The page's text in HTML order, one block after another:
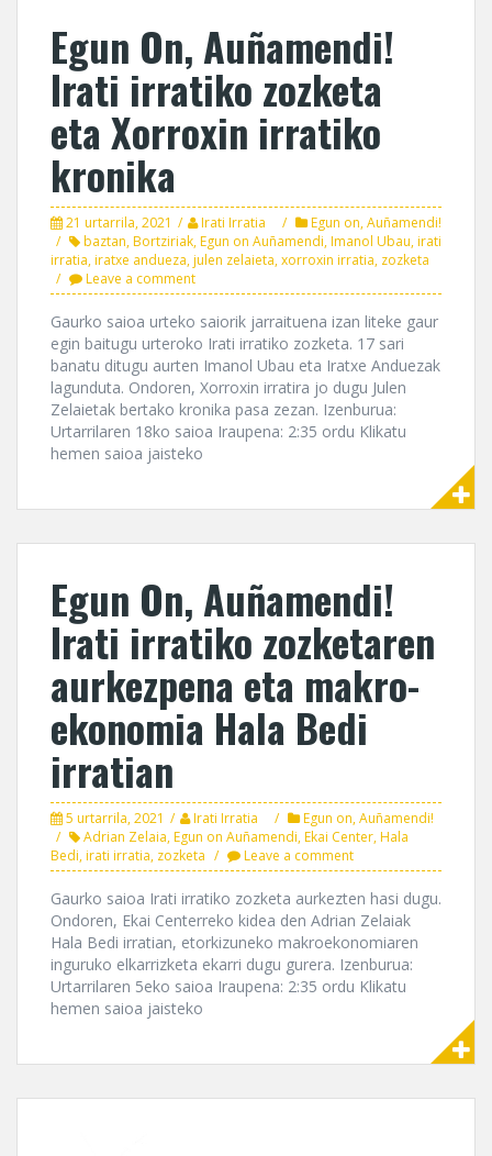
Egun On, Auñamendi!
Irati irratiko zozketa
eta Xorroxin irratiko
kronika
21 urtarrila, 2021 Irati Irratia
Egun on, Auñamendi!
baztan,Bortziriak,Egun on Auñamendi,Imanol Ubau,irati
irratia,iratxe andueza,julen zelaieta,xorroxin irratia, zozketa
Leave a comment
Gaurko saioa urteko saiorik jarraituena izan liteke gaur
egin baitugu urteroko Irati irratiko zozketa. 17 sari
banatu ditugu aurten Imanol Ubau eta Iratxe Anduezak
lagunduta. Ondoren, Xorroxin irratira jo dugu Julen
Zelaietak bertako kronika pasa zezan. Izenburua:
Urtarrilaren 18ko saioa Iraupena: 2:35 ordu Klikatu
hemen saioa jaisteko
Egun On, Auñamendi!
Irati irratiko zozketaren
aurkezpena eta makro-
ekonomia Hala Bedi
irratian
5 urtarrila, 2021 Irati Irratia
Egun on, Auñamendi!
Adrian Zelaia,Egun on Auñamendi,Ekai Center,Hala
Bedi,irati irratia, zozketa Leave a comment
Gaurko saioa Irati irratiko zozketa aurkezten hasi dugu.
Ondoren, Ekai Centerreko kidea den Adrian Zelaiak
Hala Bedi irratian, etorkizuneko makroekonomiaren
inguruko elkarrizketa ekarri dugu gurera. Izenburua:
Urtarrilaren 5eko saioa Iraupena: 2:35 ordu Klikatu
hemen saioa jaisteko